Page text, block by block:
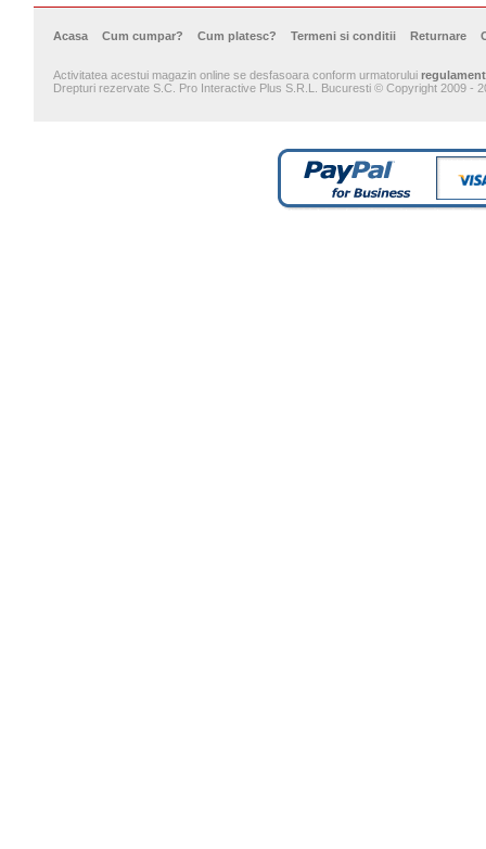
Acasa Cum cumpar? Cum platesc? Termeni si conditii Returnare
Activitatea acestui magazin online se desfasoara conform urmatorului regulament
Drepturi rezervate S.C. Pro Interactive Plus S.R.L. Bucuresti © Copyright 2009 -